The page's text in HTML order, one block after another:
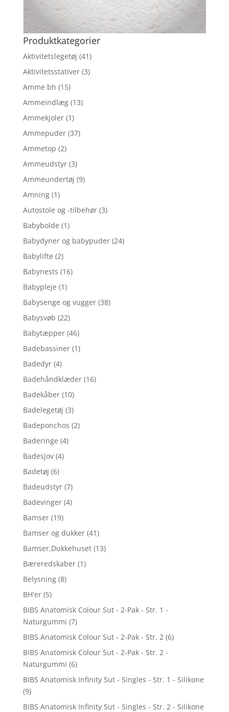
Produktkategorier
Aktivitetslegetøj (41)
Aktivitetsstativer (3)
Amme bh (15)
Ammeindlæg (13)
Ammekjoler (1)
Ammepuder (37)
Ammetop (2)
Ammeudstyr (3)
Ammeundertøj (9)
Amning (1)
Autostole og -tilbehør (3)
Babybolde (1)
Babydyner og babypuder (24)
Babylifte (2)
Babynests (16)
Babypleje (1)
Babysenge og vugger (38)
Babysvøb (22)
Babytæpper (46)
Badebassiner (1)
Badedyr (4)
Badehåndklæder (16)
Badekåber (10)
Badelegetøj (3)
Badeponchos (2)
Baderinge (4)
Badesjov (4)
Badetøj (6)
Badeudstyr (7)
Badevinger (4)
Bamser (19)
Bamser og dukker (41)
Bamser,Dukkehuset (13)
Bæreredskaber (1)
Belysning (8)
BH'er (5)
BIBS Anatomisk Colour Sut - 2-Pak - Str. 1 -
Naturgummi (7)
BIBS Anatomisk Colour Sut - 2-Pak - Str. 2 (6)
BIBS Anatomisk Colour Sut - 2-Pak - Str. 2 -
Naturgummi (6)
BIBS Anatomisk Infinity Sut - Singles - Str. 1 - Silikone
(9)
BIBS Anatomisk Infinity Sut - Singles - Str. 2 - Silikone